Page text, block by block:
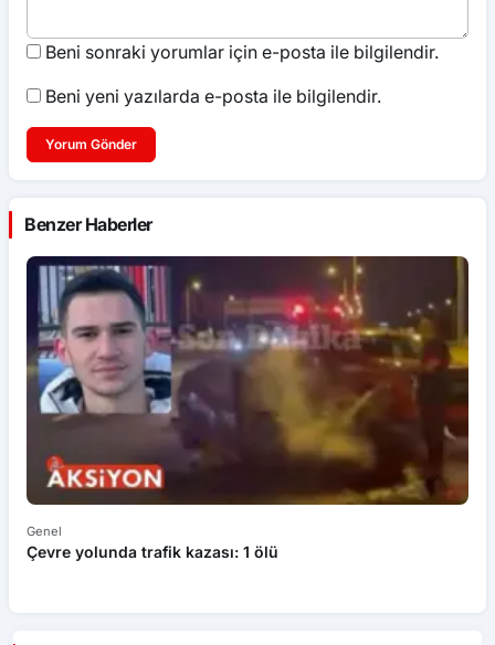
Beni sonraki yorumlar için e-posta ile bilgilendir.
Beni yeni yazılarda e-posta ile bilgilendir.
Yorum Gönder
Benzer Haberler
Genel
Çevre yolunda trafik kazası: 1 ölü